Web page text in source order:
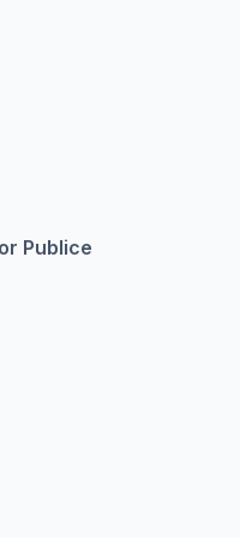
Publice